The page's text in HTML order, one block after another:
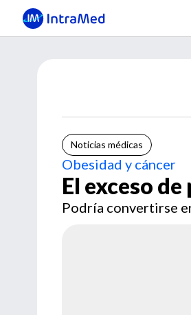
Noticias médicas
Obesidad y cáncer
El exceso
Podría convertirse